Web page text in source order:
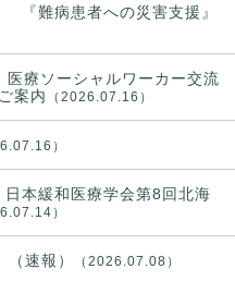
『難病患者への災害支援』
医療ソーシャルワーカー交流
案内
（2026.07.16）
）
日本緩和医療学会第8回北海
）
速報） （2026.07.08）